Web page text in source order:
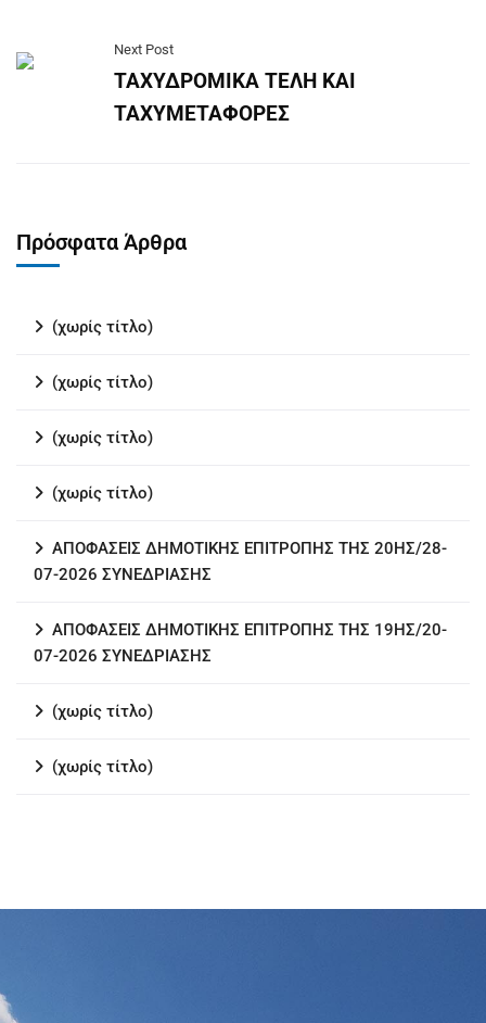
Next Post
ΤΑΧΥΔΡΟΜΙΚΑ ΤΕΛΗ ΚΑΙ
ΤΑΧΥΜΕΤΑΦΟΡΕΣ
Πρόσφατα Άρθρα
(χωρίς τίτλο)
(χωρίς τίτλο)
(χωρίς τίτλο)
(χωρίς τίτλο)
ΑΠΟΦΑΣΕΙΣ ΔΗΜΟΤΙΚΗΣ ΕΠΙΤΡΟΠΗΣ ΤΗΣ 20ΗΣ/28-
07-2026 ΣΥΝΕΔΡΙΑΣΗΣ
ΑΠΟΦΑΣΕΙΣ ΔΗΜΟΤΙΚΗΣ ΕΠΙΤΡΟΠΗΣ ΤΗΣ 19ΗΣ/20-
07-2026 ΣΥΝΕΔΡΙΑΣΗΣ
(χωρίς τίτλο)
(χωρίς τίτλο)